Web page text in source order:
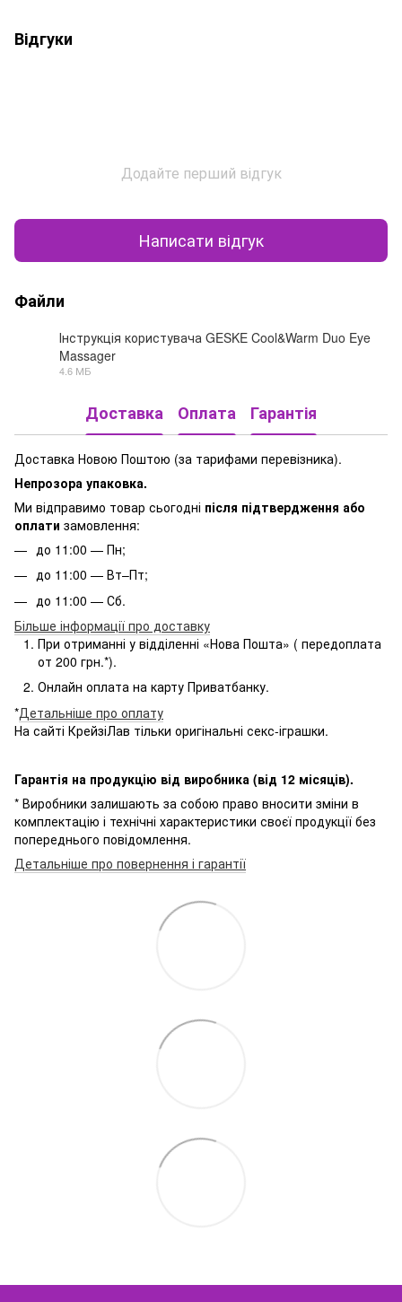
Відгуки
Додайте перший відгук
Написати відгук
Файли
Інструкція користувача GESKE Cool&Warm Duo Eye
Massager
4.6 МБ
Доставка Оплата Гарантія
Доставка Новою Поштою (за тарифами перевізника).
Непрозора упаковка.
Ми відправимо товар сьогодні після підтвердження або
оплати замовлення:
до 11:00 — Пн;
до 11:00 — Вт–Пт;
до 11:00 — Сб.
Більше інформації про доставку
При отриманні у відділенні «Нова Пошта» ( передоплата
от 200 грн.*).
Онлайн оплата на карту Приватбанку.
*Детальніше про оплату
На сайті КрейзіЛав тільки оригінальні секс-іграшки.
Гарантія на продукцію від виробника (від 12 місяців).
* Виробники залишають за собою право вносити зміни в
комплектацію і технічні характеристики своєї продукції без
попереднього повідомлення.
Детальніше про повернення і гарантії